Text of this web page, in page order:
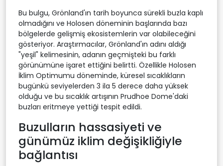
Bu bulgu, Grönland'ın tarih boyunca sürekli buzla kaplı
olmadığını ve Holosen döneminin başlarında bazı
bölgelerde gelişmiş ekosistemlerin var olabileceğini
gösteriyor. Araştırmacılar, Grönland'ın adını aldığı
"yeşil" kelimesinin, adanın geçmişteki bu farklı
görünümüne işaret ettiğini belirtti. Özellikle Holosen
İklim Optimumu döneminde, küresel sıcaklıkların
bugünkü seviyelerden 3 ila 5 derece daha yüksek
olduğu ve bu sıcaklık artışının Prudhoe Dome'daki
buzları eritmeye yettiği tespit edildi.
Buzulların hassasiyeti ve
günümüz iklim değişikliğiyle
bağlantısı